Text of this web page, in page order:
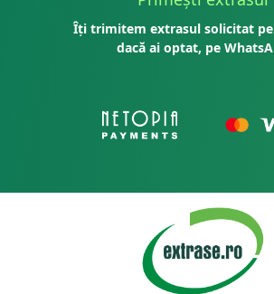
Îți trimitem extrasul solicitat pe
dacă ai optat, pe